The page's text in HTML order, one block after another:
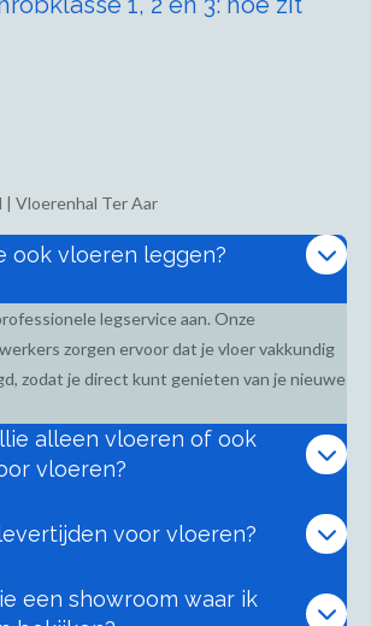
| Vloerenhal Ter Aar
ook vloeren leggen?
legservice aan. Onze
zorgen ervoor dat je vloer vakkundig
zodat je direct kunt genieten van je nieuwe
alleen vloeren of ook
vloeren?
voor vloeren?
een showroom waar ik